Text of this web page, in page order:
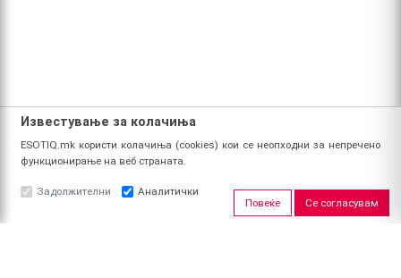
Известување за колачиња
ESOTIQ.mk користи колачиња (cookies) кои се неопходни за непречено
функционирање на веб страната.
Задолжителни
Аналитички
Повеќе
Се согласувам